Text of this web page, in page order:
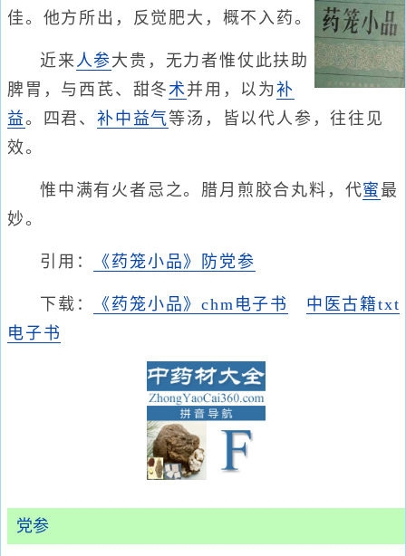
佳。他方所出，反觉肥大，概不入药。
近来 人参大贵，无力者惟仗此扶助
脾胃，与西芪、甜冬术 并用，以为补
益。四君、补中益气等汤，皆以代人参，往往见
效。
惟中满有火者忌之。腊月煎胶合丸料，代蜜 最
妙。
引用： 《药笼小品》防党参
下载： 《药笼小品》chm电子书
中医古籍txt
电子书
党参